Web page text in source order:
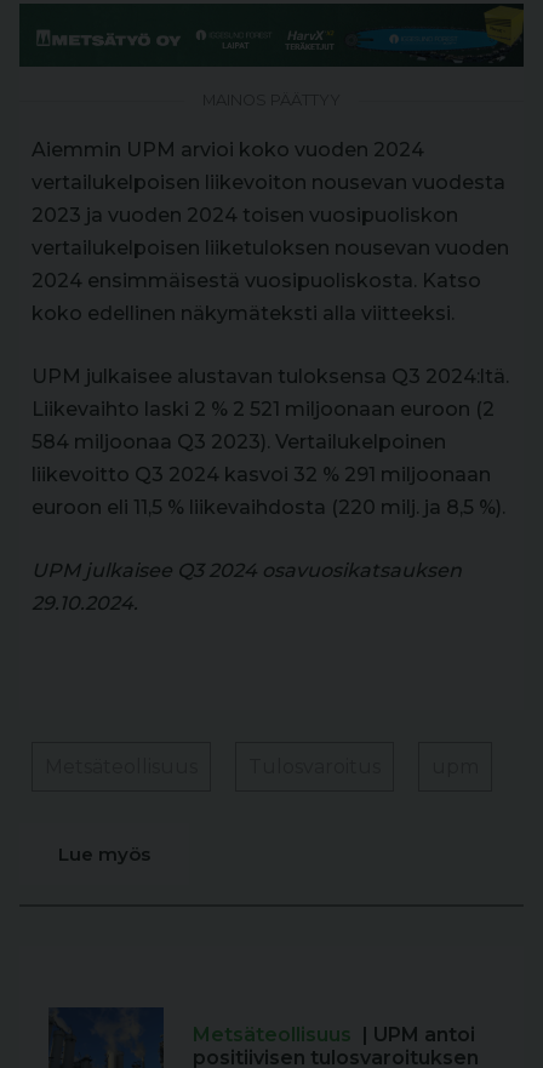
Aiemmin UPM arvioi koko vuoden 2024
vertailukelpoisen liikevoiton nousevan vuodesta
2023 ja vuoden 2024 toisen vuosipuoliskon
vertailukelpoisen liiketuloksen nousevan vuoden
2024 ensimmäisestä vuosipuoliskosta. Katso
koko edellinen näkymäteksti alla viitteeksi.
UPM julkaisee alustavan tuloksensa Q3 2024:ltä.
Liikevaihto laski 2 % 2 521 miljoonaan euroon (2
584 miljoonaa Q3 2023). Vertailukelpoinen
liikevoitto Q3 2024 kasvoi 32 % 291 miljoonaan
euroon eli 11,5 % liikevaihdosta (220 milj. ja 8,5 %).
UPM julkaisee Q3 2024 osavuosikatsauksen
29.10.2024.
Lue myös
Metsäteollisuus
| UPM antoi
positiivisen tulosvaroituksen